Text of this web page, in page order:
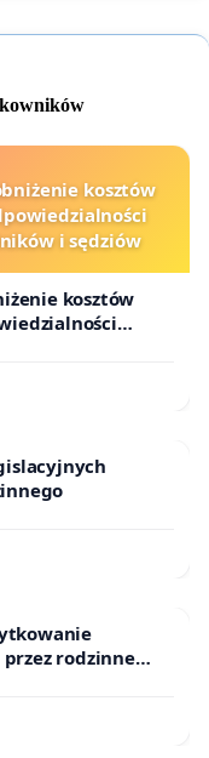
kosztów
i sędziów
kosztów
i sędziów
rodzinne